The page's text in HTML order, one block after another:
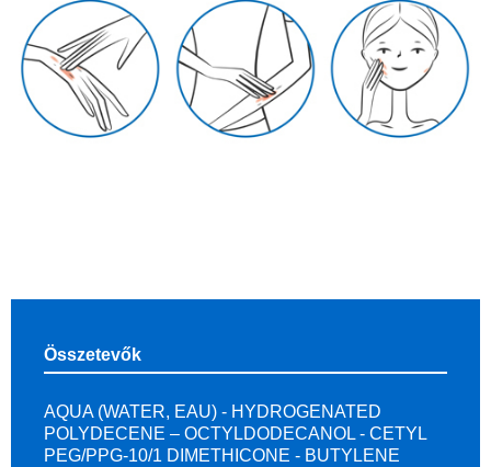
Összetevők
AQUA (WATER, EAU) - HYDROGENATED
POLYDECENE – OCTYLDODECANOL - CETYL
PEG/PPG-10/1 DIMETHICONE - BUTYLENE